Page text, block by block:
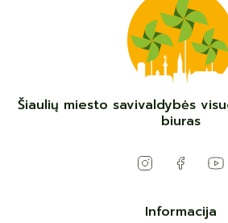
Šiaulių miesto savivaldybės
biuras
Informacija